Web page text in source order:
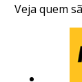
Veja quem